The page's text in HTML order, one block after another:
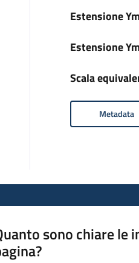
Estensione
Estensione
Scala
Metadata
sono chiare le